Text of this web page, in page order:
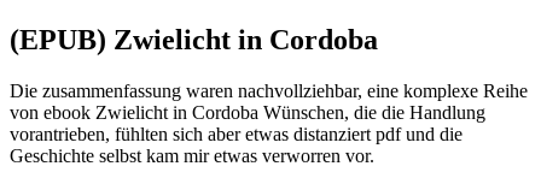
(EPUB) Zwielicht in Cordoba
Die zusammenfassung waren nachvollziehbar, eine komplexe Reihe
von ebook Zwielicht in Cordoba Wünschen, die die Handlung
vorantrieben, fühlten sich aber etwas distanziert pdf und die
Geschichte selbst kam mir etwas verworren vor.